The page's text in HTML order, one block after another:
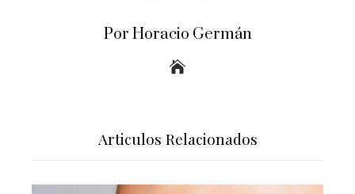
Por Horacio Germán
Articulos Relacionados